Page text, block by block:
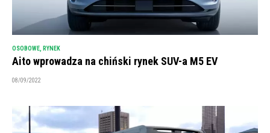
OSOBOWE, RYNEK
Aito wprowadza na chiński rynek SUV-a M5 EV
08/09/2022